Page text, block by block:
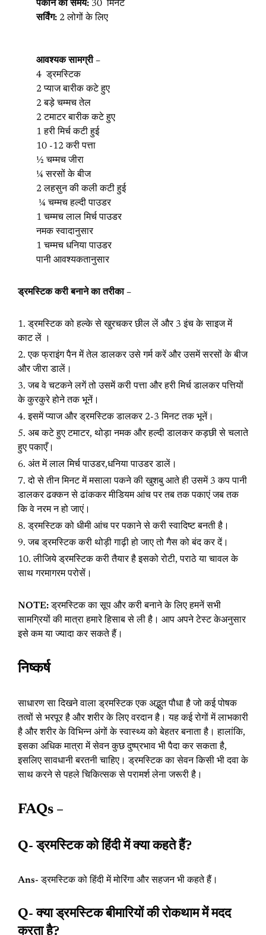
पकाने का समय: 30 मिनट
सर्विंग: 2 लोगों के लिए
आवश्यक सामग्री –
4 ड्रमस्टिक
2 प्याज बारीक कटे हुए
2 बड़े चम्मच तेल
2 टमाटर बारीक कटे हुए
1 हरी मिर्च कटी हुई
10 -12 करी पत्ता
½ चम्मच जीरा
¼ सरसों के बीज
2 लहसुन की कली कटी हुई
¼ चम्मच हल्दी पाउडर
1 चम्मच लाल मिर्च पाउडर
नमक स्वादानुसार
1 चम्मच धनिया पाउडर
पानी आवश्यकतानुसार
ड्रमस्टिक करी बनाने का तरीका –
ड्रमस्टिक को हल्के से खुरचकर छील लें और 3 इंच के साइज में
काट लें ।
एक फ्राइंग पैन में तेल डालकर उसे गर्म करें और उसमें सरसों के बीज
और जीरा डालें।
जब वे चटकने लगें तो उसमें करी पत्ता और हरी मिर्च डालकर पत्तियों
के कुरकुरे होने तक भूनें।
इसमें प्याज और ड्रमस्टिक डालकर 2-3 मिनट तक भूनें।
अब कटे हुए टमाटर, थोड़ा नमक और हल्दी डालकर कड़छी से चलाते
हुए पकाएँ।
अंत में लाल मिर्च पाउडर,धनिया पाउडर डालें।
दो से तीन मिनट में मसाला पकने की खुशबु आते ही उसमें 3 कप पानी
डालकर ढक्कन से ढांककर मीडियम आंच पर तब तक पकाएं जब तक
कि वे नरम न हो जाएं।
ड्रमस्टिक को धीमी आंच पर पकाने से करी स्वादिष्ट बनती है।
जब ड्रमस्टिक करी थोड़ी गाढ़ी हो जाए तो गैस को बंद कर दें।
लीजिये ड्रमस्टिक करी तैयार है इसको रोटी, पराठे या चावल के
साथ गरमागरम परोसें।
NOTE:ड्रमस्टिक का सूप और करी बनाने के लिए हमनें सभी
सामग्रियों की मात्रा हमारे हिसाब से ली है। आप अपने टेस्ट केअनुसार
इसे कम या ज्यादा कर सकते हैं।
निष्कर्ष
साधारण सा दिखने वाला ड्रमस्टिक एक अद्भुत पौधा है जो कई पोषक
तत्वों से भरपूर है और शरीर के लिए वरदान है। यह कई रोगों में लाभकारी
है और शरीर के विभिन्न अंगों के स्वास्थ्य को बेहतर बनाता है। हालांकि,
इसका अधिक मात्रा में सेवन कुछ दुष्प्रभाव भी पैदा कर सकता है,
इसलिए सावधानी बरतनी चाहिए। ड्रमस्टिक का सेवन किसी भी दवा के
साथ करने से पहले चिकित्सक से परामर्श लेना जरूरी है।
FAQs –
Q- ड्रमस्टिक को हिंदी में क्या कहते हैं?
Ans- ड्रमस्टिक को हिंदी में मोरिंगा और सहजन भी कहते हैं।
Q- क्या ड्रमस्टिक बीमारियों की रोकथाम में मदद
करता है?